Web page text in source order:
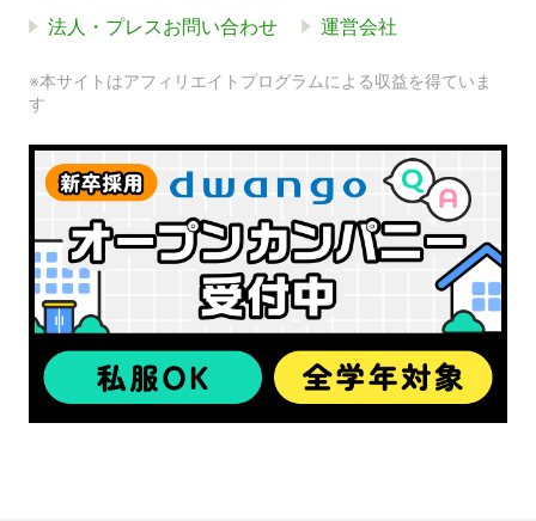
法人・プレスお問い合わせ 運営会社
※本サイトはアフィリエイトプログラムによる収益を得ていま
す